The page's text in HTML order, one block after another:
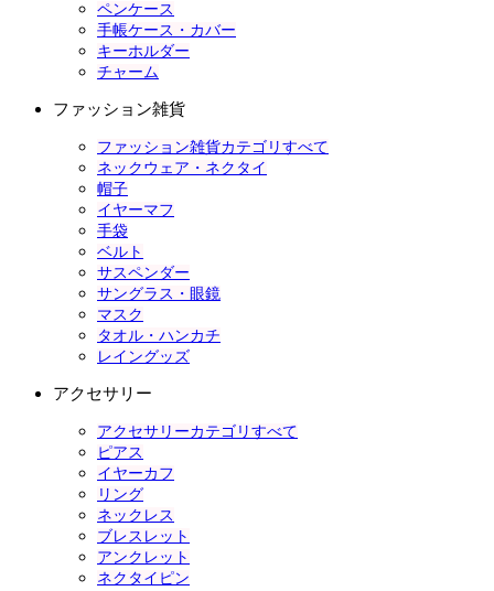
ペンケース
手帳ケース・カバー
キーホルダー
チャーム
ファッション雑貨
ファッション雑貨カテゴリすべて
ネックウェア・ネクタイ
帽子
イヤーマフ
手袋
ベルト
サスペンダー
サングラス・眼鏡
マスク
タオル・ハンカチ
レイングッズ
アクセサリー
アクセサリーカテゴリすべて
ピアス
イヤーカフ
リング
ネックレス
ブレスレット
アンクレット
ネクタイピン